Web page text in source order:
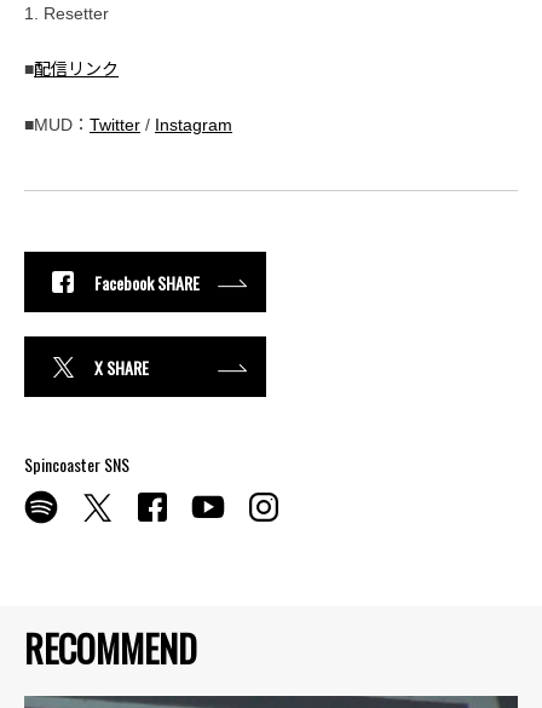
RECOMMEND
1. Resetter
■配信リンク
■MUD： Twitter / Instagram
Facebook SHARE
X SHARE
Spincoaster SNS